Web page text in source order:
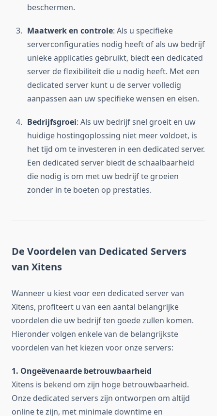
beschermen.
Maatwerk en controle: Als u specifieke
serverconfiguraties nodig heeft of als uw bedrijf
unieke applicaties gebruikt, biedt een dedicated
server de flexibiliteit die u nodig heeft. Met een
dedicated server kunt u de server volledig
aanpassen aan uw specifieke wensen en eisen.
Bedrijfsgroei: Als uw bedrijf snel groeit en uw
huidige hostingoplossing niet meer voldoet, is
het tijd om te investeren in een dedicated server.
Een dedicated server biedt de schaalbaarheid
die nodig is om met uw bedrijf te groeien
zonder in te boeten op prestaties.
De Voordelen van Dedicated Servers
van Xitens
Wanneer u kiest voor een dedicated server van
Xitens, profiteert u van een aantal belangrijke
voordelen die uw bedrijf ten goede zullen komen.
Hieronder volgen enkele van de belangrijkste
voordelen van het kiezen voor onze servers:
1. Ongeëvenaarde betrouwbaarheid
Xitens is bekend om zijn hoge betrouwbaarheid.
Onze dedicated servers zijn ontworpen om altijd
online te zijn, met minimale downtime en